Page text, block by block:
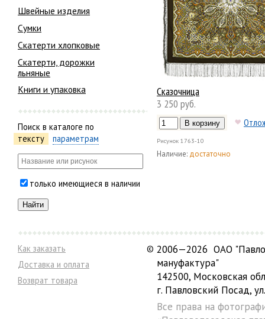
Швейные изделия
Сумки
Скатерти хлопковые
Скатерти, дорожки
льняные
Книги и упаковка
Поиск в каталоге по
тексту
параметрам
только имеющиеся в наличии
Сказочница
3 250 руб.
Рисунок 1763-10
Наличие: достаточно
Как заказать
Доставка и оплата
Возврат товара
© 2006—2026 ОАО
мануфактура"
142500, Московская
г. Павловский Посад,
Все права на